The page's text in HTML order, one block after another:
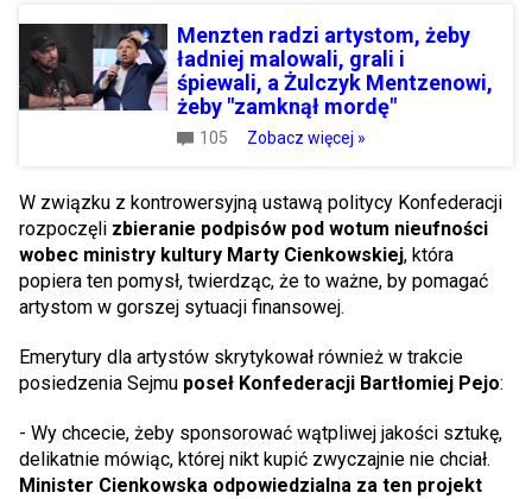
Menzten radzi artystom, żeby
ładniej malowali, grali i
śpiewali, a Żulczyk Mentzenowi,
żeby "zamknął mordę"
105 Zobacz więcej »
W związku z kontrowersyjną ustawą politycy Konfederacji
rozpoczęli zbieranie podpisów pod wotum nieufności
wobec ministry kultury Marty Cienkowskiej, która
popiera ten pomysł, twierdząc, że to ważne, by pomagać
artystom w gorszej sytuacji finansowej.
Emerytury dla artystów skrytykował również w trakcie
posiedzenia Sejmu poseł Konfederacji Bartłomiej Pejo:
- Wy chcecie, żeby sponsorować wątpliwej jakości sztukę,
delikatnie mówiąc, której nikt kupić zwyczajnie nie chciał.
Minister Cienkowska odpowiedzialna za ten projekt